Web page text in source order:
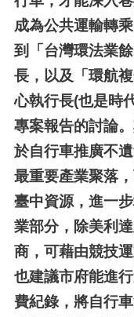
成為公共運輸轉
到「台灣環法業
長，以及「環航
心執行長(也是時
專案報告的討論
於自行車推廣不
最重要產業聚落
臺中資源，進一
業部分，除美利
商，可藉由競技
也建議市府能進
費紀錄，將自行